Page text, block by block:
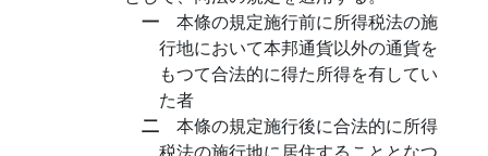
一 本條の規定施行前に所得税法の施
行地において本邦通貨以外の通貨を
もつて合法的に得た所得を有してい
た者
二 本條の規定施行後に合法的に所得